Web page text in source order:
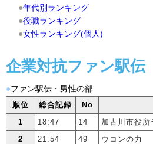
●年代別ランキング
●役職ランキング
●女性ランキング(個人)
企業対抗ファン駅伝
●ファン駅伝・男性の部
順位 総合記録 No
1
18:47 14
加古川市役所
2
21:54 49
ウコンの力